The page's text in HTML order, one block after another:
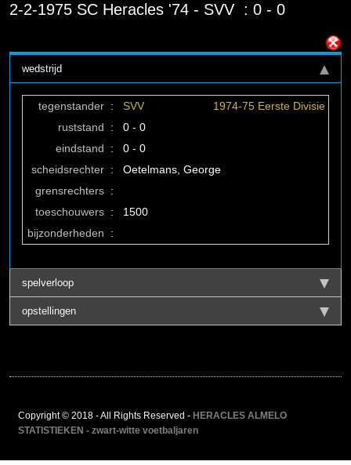
2-2-1975 SC Heracles '74 - SVV : 0 - 0
wedstrijd
tegenstander : SVV
1974-75 Eerste Divisie
ruststand
:
0 - 0
eindstand
:
0 - 0
scheidsrechter :
Oetelmans, George
grensrechters :
toeschouwers :
1500
bijzonderheden
:
spelverloop
opstellingen
Copyright © 2018 - All Rights Reserved - HERACLES ALMELO
STATISTIEKEN - zwart-witte voetbaljaren